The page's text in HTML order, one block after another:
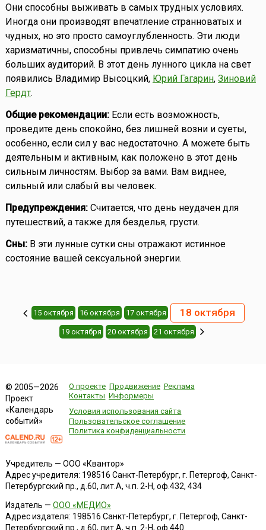
Они способны выживать в самых трудных условиях.
Иногда они производят впечатление странноватых и
чудных, но это просто самоуглубленность. Эти люди
харизматичны, способны привлечь симпатию очень
больших аудиторий. В этот день лунного цикла на свет
появились Владимир Высоцкий, Юрий Гагарин, Зиновий
Гердт.
Общие рекомендации:Если есть возможность,
проведите день спокойно, без лишней возни и суеты,
особенно, если сил у вас недостаточно. А можете быть
деятельным и активным, как положено в этот день
сильным личностям. Выбор за вами. Вам виднее,
сильный или слабый вы человек.
Предупреждения:Считается, что день неудачен для
путешествий, а также для безделья, грусти.
Сны:В эти лунные сутки сны отражают истинное
состояние вашей сексуальной энергии.
15 октября 16 октября 17 октября 18 октября
19 октября 20 октября 21 октября
© 2005—2026
Проект
«Календарь
событий»
О проекте Продвижение Реклама
Контакты Информеры
Условия использования сайта
Пользовательское соглашение
Политика конфиденциальности
Учредитель — ООО «Квантор»
Адрес учредителя: 198516 Санкт-Петербург, г. Петергоф, Санкт-
Петербургский пр., д.60, лит.А, ч.п. 2-Н, оф.432, 434
Издатель — ООО «МЕДИО»
Адрес издателя: 198516 Санкт-Петербург, г. Петергоф, Санкт-
Петербургский пр., д.60, лит.А, ч.п. 2-Н, оф.440